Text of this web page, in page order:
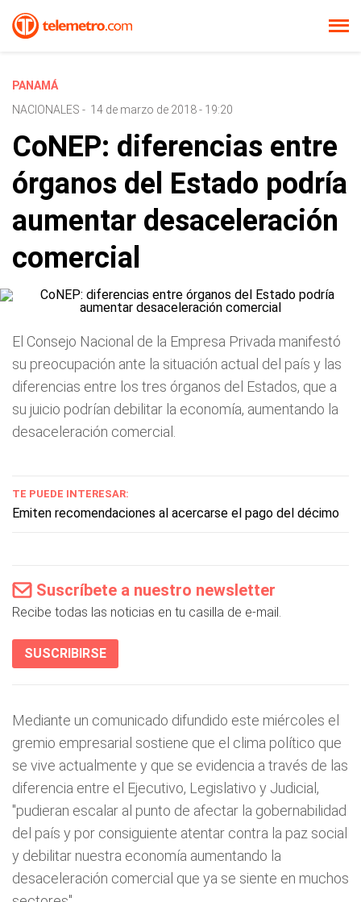
PANAMÁ
NACIONALES - 14 de marzo de 2018 - 19:20
CoNEP: diferencias entre
órganos del Estado podría
aumentar desaceleración
comercial
El Consejo Nacional de la Empresa Privada manifestó
su preocupación ante la situación actual del país y las
diferencias entre los tres órganos del Estados, que a
su juicio podrían debilitar la economía, aumentando la
desaceleración comercial.
TE PUEDE INTERESAR:
Emiten recomendaciones al acercarse el pago del décimo
Suscríbete a nuestro newsletter
Recibe todas las noticias en tu casilla de e-mail.
SUSCRIBIRSE
Mediante un comunicado difundido este miércoles el
gremio empresarial sostiene que el clima político que
se vive actualmente y que se evidencia a través de las
diferencia entre el Ejecutivo, Legislativo y Judicial,
"pudieran escalar al punto de afectar la gobernabilidad
del país y por consiguiente atentar contra la paz social
y debilitar nuestra economía aumentando la
desaceleración comercial que ya se siente en muchos